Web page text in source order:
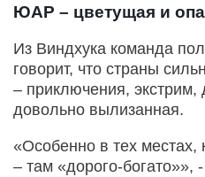
ЮАР – цветущая и
Из Виндхука команда
говорит, что страны
– приключения,
довольно вылизанная.
«Особенно в тех местах,
– там «дорого-богато»»,